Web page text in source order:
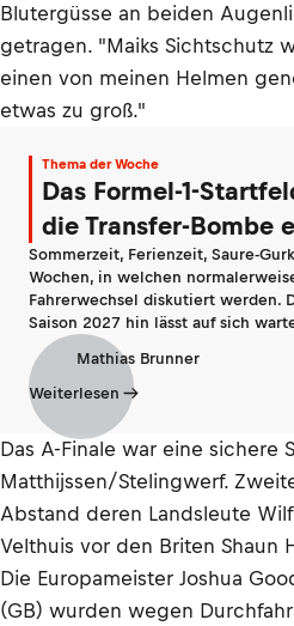
Blutergüsse an beiden
getragen. "Maiks Sichtschutz
einen von meinen Helmen
etwas zu groß."
Thema der Woche
Das Formel-1-
die Transfer-Bombe
Sommerzeit, Ferienzeit, Saure-
Wochen, in welchen
Fahrerwechsel diskutiert werden.
Saison 2027 hin lässt auf sich
Mathias Brunner
Weiterlesen
Das A-Finale war eine sichere
Matthijssen/Stelingwerf.
Abstand deren Landsleute
Velthuis vor den Briten Shaun
Die Europameister Joshua
(GB) wurden wegen